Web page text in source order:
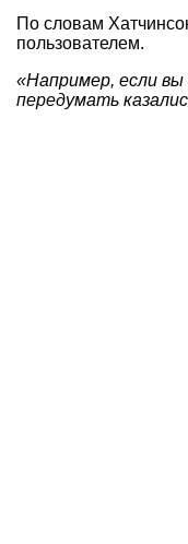
По словам
пользователем.
«Например, если вы
передумать